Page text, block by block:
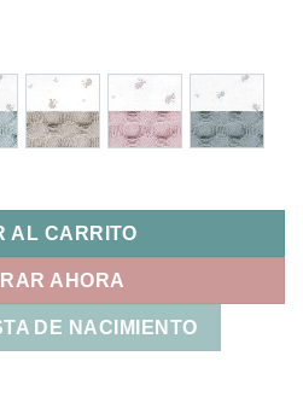
Clea Uzturre cantidad
AL CARRITO
AHORA
DE NACIMIENTO